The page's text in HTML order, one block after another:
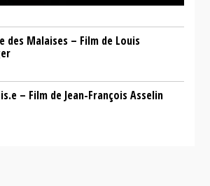
des Malaises – Film de Louis
– Film de Jean-François Asselin